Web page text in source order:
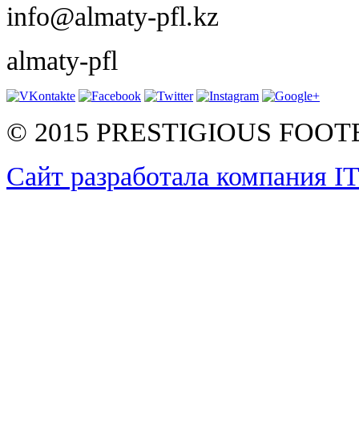
info@almaty-pfl.kz
almaty-pfl
© 2015 PRESTIGIOUS
Сайт разработала компания